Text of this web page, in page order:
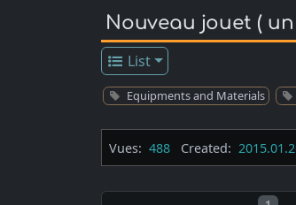
Nouveau jouet (
List
Equipments and Materials
Vues: 488 Created: